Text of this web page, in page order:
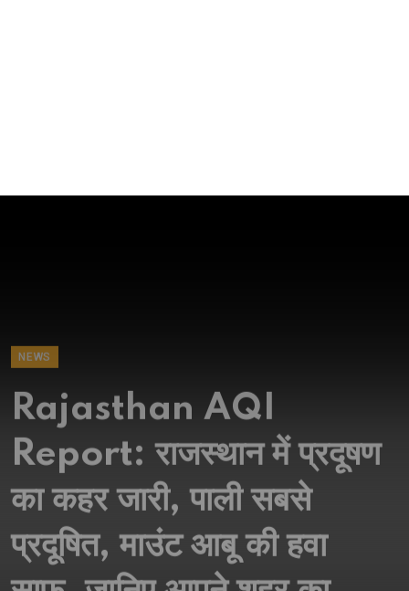
Rajasthan AQI
Report: राजस्थान में प्रदूषण
का कहर जारी, पाली सबसे
प्रदूषित, माउंट आबू की हवा
साफ, जानिए आपने शहर का